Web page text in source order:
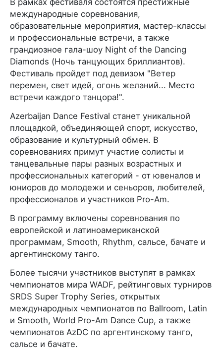
В рамках фестиваля состоятся престижные
международные соревнования,
образовательные мероприятия, мастер-классы
и профессиональные встречи, а также
грандиозное гала-шоу Night of the Dancing
Diamonds (Ночь танцующих бриллиантов).
Фестиваль пройдет под девизом "Ветер
перемен, свет идей, огонь желаний... Место
встречи каждого танцора!".
Azerbaijan Dance Festival станет уникальной
площадкой, объединяющей спорт, искусство,
образование и культурный обмен. В
соревнованиях примут участие солисты и
танцевальные пары разных возрастных и
профессиональных категорий - от ювеналов и
юниоров до молодежи и сеньоров, любителей,
профессионалов и участников Pro-Am.
В программу включены соревнования по
европейской и латиноамериканской
программам, Smooth, Rhythm, сальсе, бачате и
аргентинскому танго.
Более тысячи участников выступят в рамках
чемпионатов мира WADF, рейтинговых турниров
SRDS Super Trophy Series, открытых
международных чемпионатов по Ballroom, Latin
и Smooth, World Pro-Am Dance Cup, а также
чемпионатов AzDC по аргентинскому танго,
сальсе и бачате.